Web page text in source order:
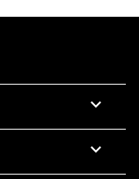

